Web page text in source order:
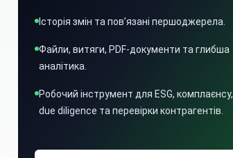
Історія змін та пов’язані першоджерела.
Файли, витяги, PDF-документи та глибша
аналітика.
Робочий інструмент для ESG, комплаєнсу,
due diligence та перевірки контрагентів.